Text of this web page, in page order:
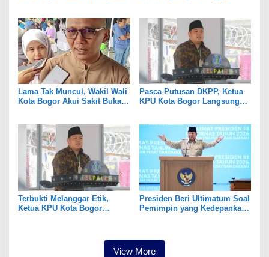
Lama Tak Muncul, Wakil Wali
Kota Bogor Akui Sakit Bukan
Pasca Putusan DKPP, Ketua
KPU Kota Bogor Langsung
Terbukti Melanggar Etik,
Ketua KPU Kota Bogor
Presiden Beri Ultimatum Soal
Pemimpin yang Kedepankan
View More